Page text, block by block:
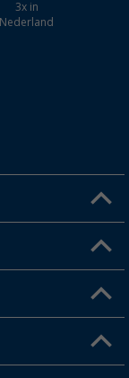
3x in
Nederland